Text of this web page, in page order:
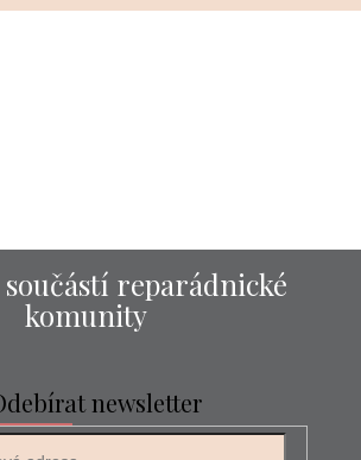
součástí reparádnické
komunity
newsletter